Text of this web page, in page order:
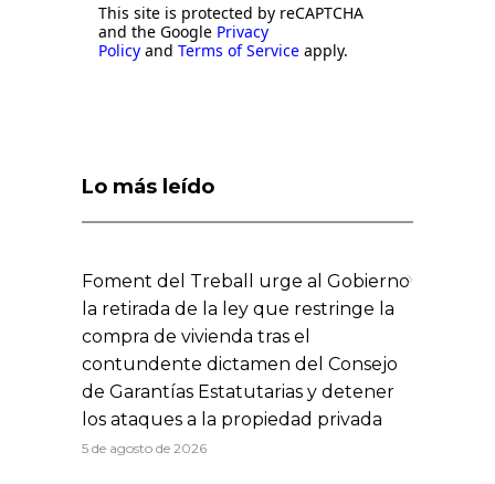
This site is protected by reCAPTCHA
and the Google Privacy
Policy and Terms of Service apply.
Lo más leído
Foment del Treball urge al Gobierno
la retirada de la ley que restringe la
compra de vivienda tras el
contundente dictamen del Consejo
de Garantías Estatutarias y detener
los ataques a la propiedad privada
5 de agosto de 2026